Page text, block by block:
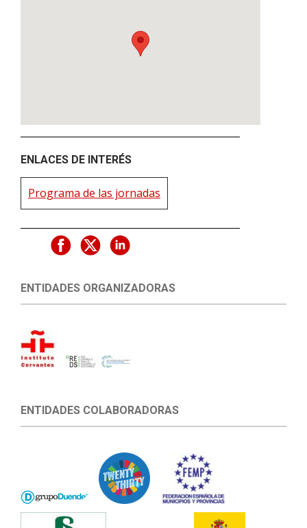
ENLACES DE INTERÉS
Programa de las jornadas
ENTIDADES ORGANIZADORAS
ENTIDADES COLABORADORAS